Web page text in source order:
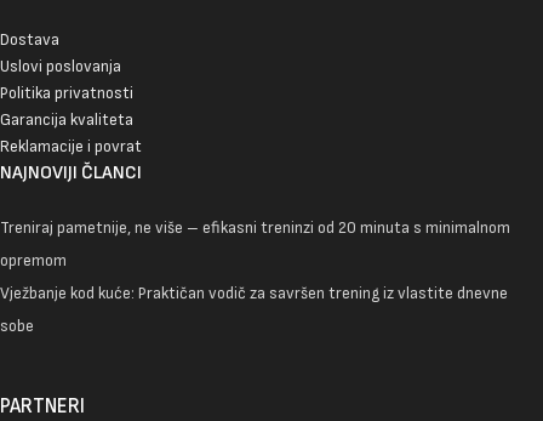
Dostava
Uslovi poslovanja
Politika privatnosti
Garancija kvaliteta
Reklamacije i povrat
NAJNOVIJI ČLANCI
Treniraj pametnije, ne više – efikasni treninzi od 20 minuta s minimalnom
opremom
Vježbanje kod kuće: Praktičan vodič za savršen trening iz vlastite dnevne
sobe
PARTNERI